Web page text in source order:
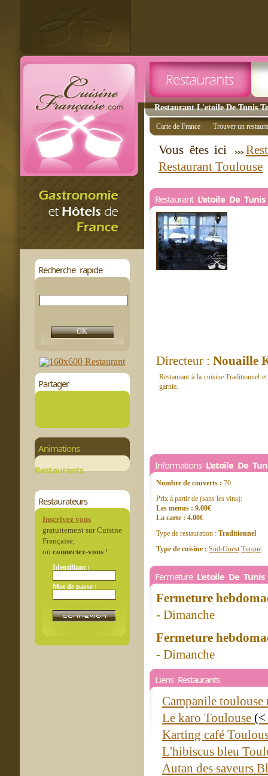
Restaurant L'etoile De Tunis
Recherche rapide
Partager
Animations
Restaurants
Restaurateurs
Inscrivez vous
gratuitement sur Cuisine
Française,
ou connectez-vous!
Identifiant :
Mot de passe :
Carte de France Trouver un
Vous êtes ici
Restaurant Toulouse
Restaurant L'etoile De Tunis
Directeur : Nouaille
Restaurant à la cuisine Traditionnel
garnie.
Informations L'etoile De
Nombre de couverts : 70
Prix à partir de (sans les vins):
Les menus : 9.00€
La carte : 4.00€
Type de restauration : Traditionnel
Type de cuisine : Sud-Ouest Turque
Fermeture L'etoile De Tunis
Fermeture
- Dimanche
Fermeture
- Dimanche
Liens Restaurants
Campanile toulouse
Le karo Toulouse
Karting café
L'hibiscus bleu
Autan des saveurs